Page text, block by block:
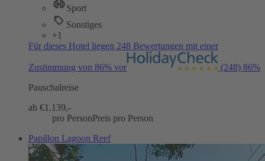
Sport
Sonstiges
+1
Für dieses Hotel liegen 248 Bewertungen mit einer
Zustimmung von 86% vor (248) 86%
Pauschalreise
ab €1.139,-
pro PersonPreis pro Person
Papillon Lagoon Reef